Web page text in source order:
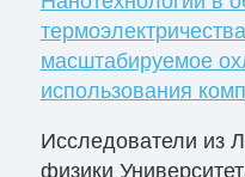
масштабируемое
использования
Исследователи из
физики